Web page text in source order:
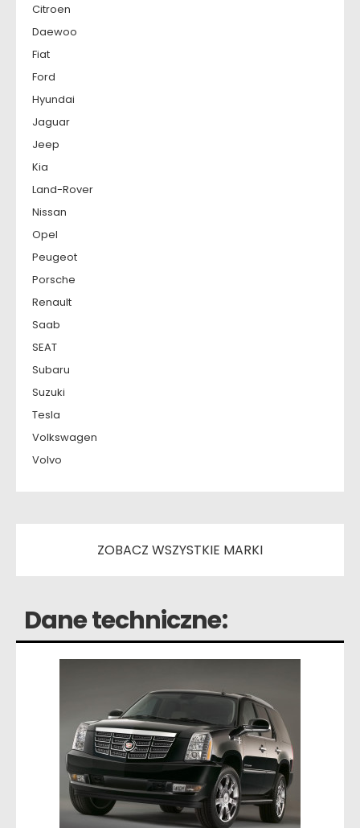
Citroen
Daewoo
Fiat
Ford
Hyundai
Jaguar
Jeep
Kia
Land-Rover
Nissan
Opel
Peugeot
Porsche
Renault
Saab
SEAT
Subaru
Suzuki
Tesla
Volkswagen
Volvo
ZOBACZ WSZYSTKIE MARKI
Dane techniczne: